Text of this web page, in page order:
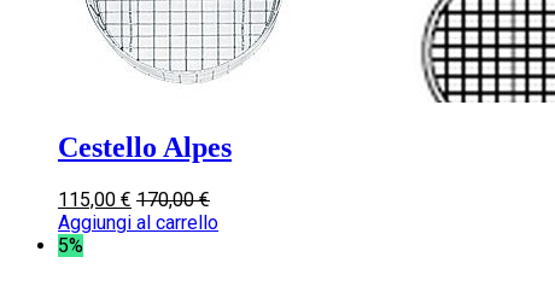
Cestello Alpes
115,00 € 170,00€
Aggiungi al carrello
5%